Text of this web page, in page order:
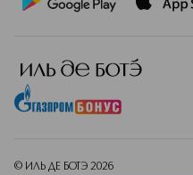
© ИЛЬ ДЕ БОТЭ 2026